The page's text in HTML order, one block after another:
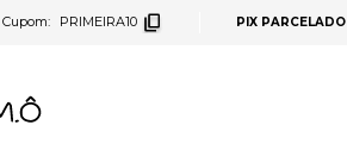
Cupom: PRIMEIRA10 PIX PARCELADO